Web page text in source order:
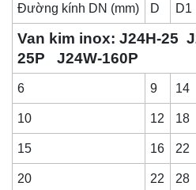
Đường kính DN (mm) D D1
Van kim inox: J24H-25
25P J24W-160P
6 9 14
10 12 18
15 16 22
20 22 28